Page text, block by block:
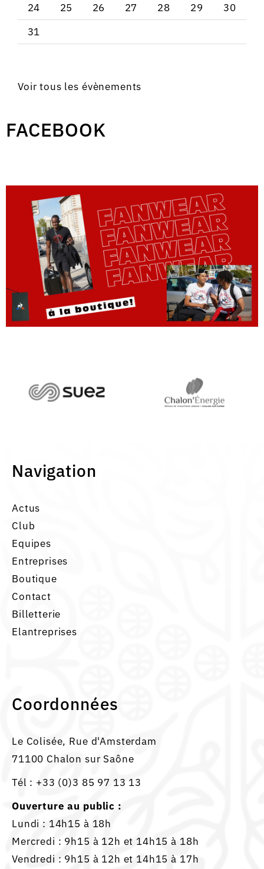
24
25 26 27 28 29
30
31
Voir tous les évènements
FACEBOOK
Navigation
Actus
Club
Equipes
Entreprises
Boutique
Contact
Billetterie
Elantreprises
Coordonnées
Le Colisée, Rue d'Amsterdam
71100 Chalon sur Saône
Tél : +33 (0)3 85 97 13 13
Ouverture au public :
Lundi : 14h15 à 18h
Mercredi : 9h15 à 12h et 14h15 à 18h
Vendredi : 9h15 à 12h et 14h15 à 17h